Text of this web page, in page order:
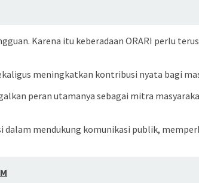
Karena itu keberadaan ORARI perlu
meningkatkan kontribusi nyata bagi
peran utamanya sebagai mitra
mendukung komunikasi publik,